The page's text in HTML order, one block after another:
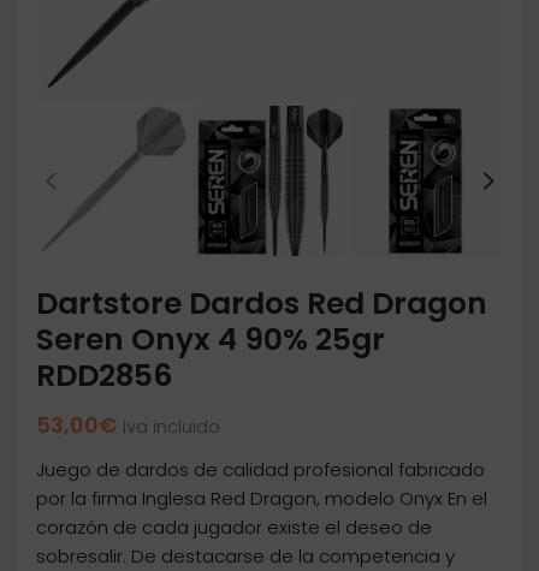
Dartstore Dardos Red Dragon
Seren Onyx 4 90% 25gr
RDD2856
53,00€ Iva incluido
Juego de dardos de calidad profesional fabricado
por la firma Inglesa Red Dragon, modelo Onyx En el
corazón de cada jugador existe el deseo de
sobresalir. De destacarse de la competencia y